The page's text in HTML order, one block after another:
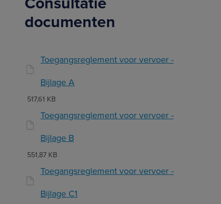
documenten
Toegangsreglement voor vervoer -
Bijlage A
517,61 KB
Toegangsreglement voor vervoer -
Bijlage B
551,87 KB
Toegangsreglement voor vervoer -
Bijlage C1